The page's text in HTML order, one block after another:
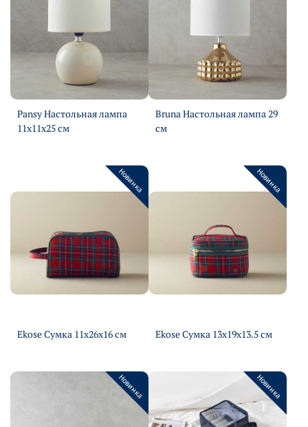
Pansy Настольная лампа
11х11х25 см
Bruna Настольная лампа 29
см
Новинка
Ekose Сумка 11х26х16 см
Новинка
Ekose Сумка 13х19х13.5 см
Новинка Новинка